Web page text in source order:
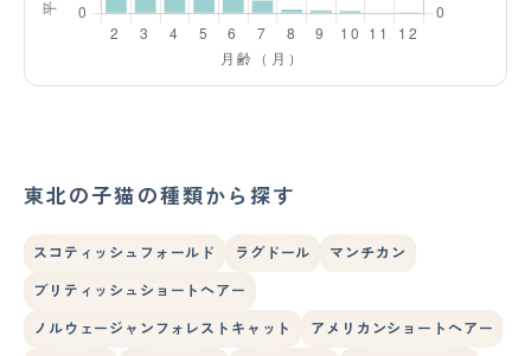
東北の子猫の種類から探す
スコティッシュフォールド ラグドール マンチカン
ブリティッシュショートヘアー
ノルウェージャンフォレストキャット アメリカンショートヘアー